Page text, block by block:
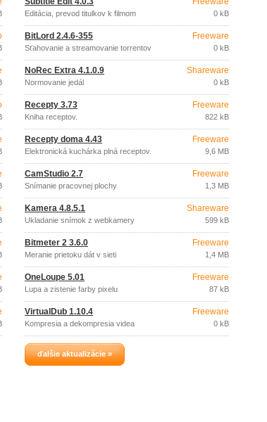
Editácia, prevod titulkov k filmom 0 kB
BitLord 2.4.6-355
Sťahovanie a streamovanie torrentov
Freeware
0 kB
NoRec Extra 4.1.0.9
Normovanie jedál
Shareware
0 kB
Recepty 3.73
Kniha receptov.
Freeware
822 kB
Recepty doma 4.43
Elektronická kuchárka plná receptov.
Freeware
9,6 MB
CamStudio 2.7
Snímanie pracovnej plochy
Freeware
1,3 MB
Kamera 4.8.5.1
Ukladanie snímok z webkamery
Shareware
599 kB
Bitmeter 2 3.6.0
Meranie prietoku dát v sieti
Freeware
1,4 MB
OneLoupe 5.01
Lupa a zistenie farby pixelu
Freeware
87 kB
VirtualDub 1.10.4
Kompresia a dekompresia videa
Freeware
0 kB
ďalšie aktualizácie »